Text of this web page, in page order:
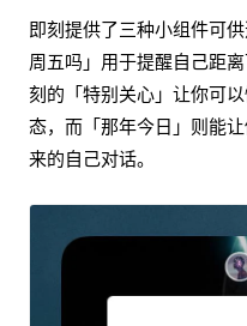
即刻提供了三种小组件可
周五吗」用于提醒自己距
刻的「特别关心」让你可
态，而「那年今日」则能
来的自己对话。